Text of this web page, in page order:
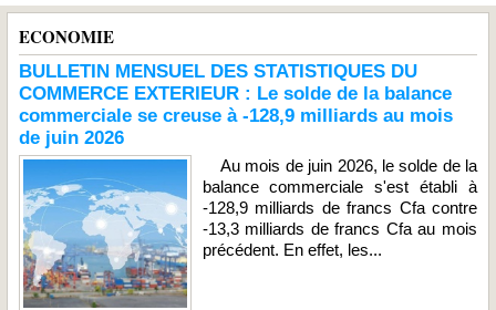
ECONOMIE
BULLETIN MENSUEL DES STATISTIQUES DU
COMMERCE EXTERIEUR : Le solde de la balance
commerciale se creuse à -128,9 milliards au mois
de juin 2026
Au mois de juin 2026, le solde de la
balance commerciale s'est établi à
-128,9 milliards de francs Cfa contre
-13,3 milliards de francs Cfa au mois
précédent. En effet, les...